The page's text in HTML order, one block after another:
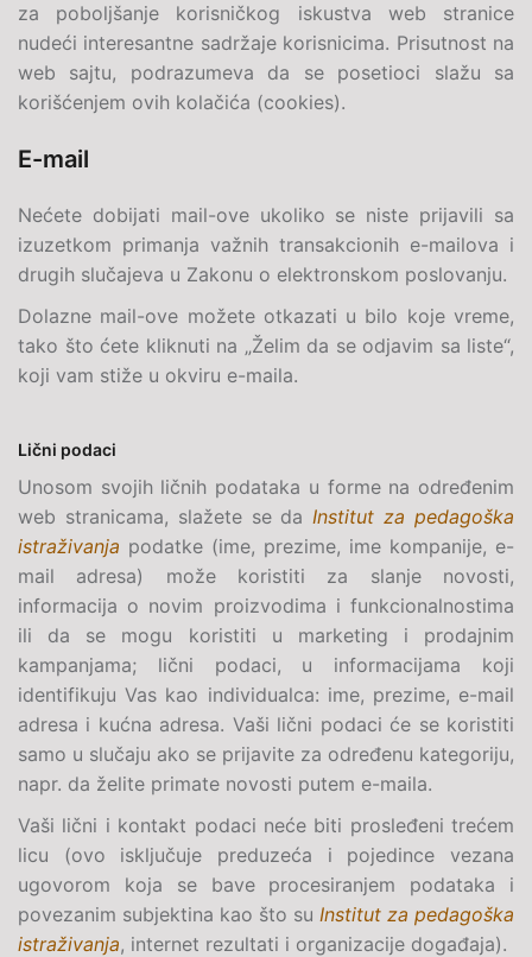
za poboljšanje korisničkog iskustva web stranice
nudeći interesantne sadržaje korisnicima. Prisutnost na
web sajtu, podrazumeva da se posetioci slažu sa
korišćenjem ovih kolačića (cookies).
E-mail
Nećete dobijati mail-ove ukoliko se niste prijavili sa
izuzetkom primanja važnih transakcionih e-mailova i
drugih slučajeva u Zakonu o elektronskom poslovanju.
Dolazne mail-ove možete otkazati u bilo koje vreme,
tako što ćete kliknuti na „Želim da se odjavim sa liste“,
koji vam stiže u okviru e-maila.
Lični podaci
Unosom svojih ličnih podataka u forme na određenim
web stranicama, slažete se daInstitut za pedagoška
istraživanja podatke (ime, prezime, ime kompanije, e-
mail adresa) može koristiti za slanje novosti,
informacija o novim proizvodima i funkcionalnostima
ili da se mogu koristiti u marketing i prodajnim
kampanjama; lični podaci, u informacijama koji
identifikuju Vas kao individualca: ime, prezime, e-mail
adresa i kućna adresa. Vaši lični podaci će se koristiti
samo u slučaju ako se prijavite za određenu kategoriju,
napr. da želite primate novosti putem e-maila.
Vaši lični i kontakt podaci neće biti prosleđeni trećem
licu (ovo isključuje preduzeća i pojedince vezana
ugovorom koja se bave procesiranjem podataka i
povezanim subjektina kao što su Institut za pedagoška
istraživanja, internet rezultati i organizacije događaja).